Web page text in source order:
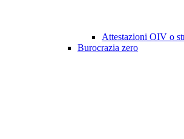
Attestazioni OIV o
Burocrazia zero